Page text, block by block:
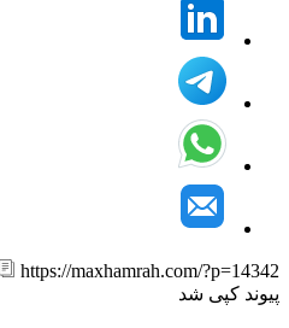
https://maxhamrah.com/
کپی شد